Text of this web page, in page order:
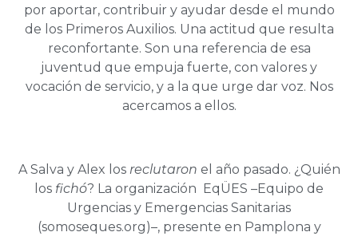
por aportar, contribuir y ayudar desde el mundo
de los Primeros Auxilios. Una actitud que resulta
reconfortante. Son una referencia de esa
juventud que empuja fuerte, con valores y
vocación de servicio, y a la que urge dar voz. Nos
acercamos a ellos.
A Salva y Alex los reclutaron el año pasado. ¿Quién
los fichó? La organización EqÜES –Equipo de
Urgencias y Emergencias Sanitarias
(somoseques.org)–, presente en Pamplona y